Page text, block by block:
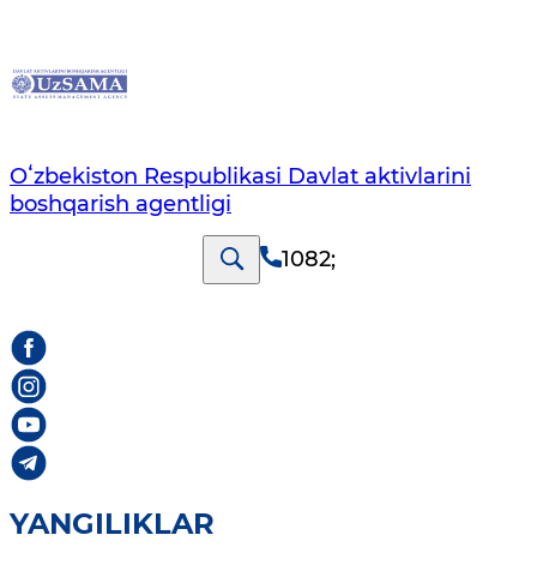
Oʻzbekiston Respublikasi Davlat aktivlarini
boshqarish agentligi
1082;
YANGILIKLAR